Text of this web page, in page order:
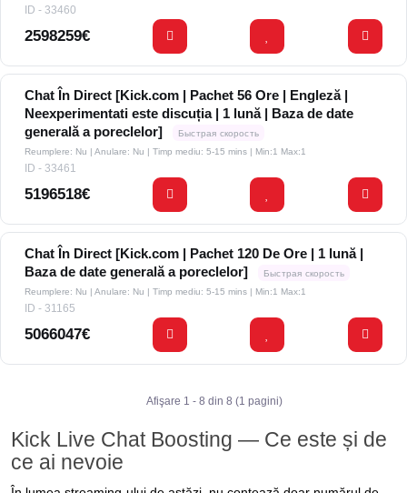
ID - 33460
2598259€
Chat În Direct [Kick.com | Pachet 56 Ore | Engleză |
Neexperimentati este discuția | 1 lună | Baza de date
generală a poreclelor]
Быстрая скорость
Reumplere: Nu | Anulare: Nu | Timp mediu: 5-15 mins | Min:1 Max:1
ID - 33461
5196518€
Chat În Direct [Kick.com | Pachet 120 De Ore | 1 lună |
Baza de date generală a poreclelor]
Быстрая скорость
Reumplere: Nu | Anulare: Nu | Timp mediu: 5-15 mins
| Min:1 Max:1
ID - 31165
5066047€
Afişare 1 - 8 din 8 (1 pagini)
Kick Live Chat Boosting — Ce este și de
ce ai nevoie